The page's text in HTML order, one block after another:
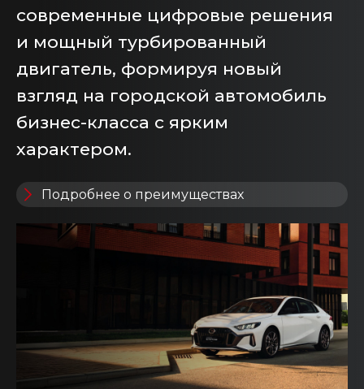
современные цифровые решения
и мощный турбированный
двигатель, формируя новый
взгляд на городской автомобиль
бизнес-класса с ярким
характером.
Подробнее о преимуществах